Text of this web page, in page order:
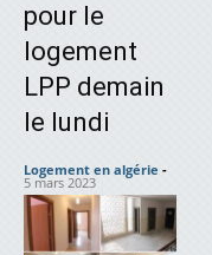
pour le
logement
LPP demain
le lundi
Logement en algérie -
5 mars 2023